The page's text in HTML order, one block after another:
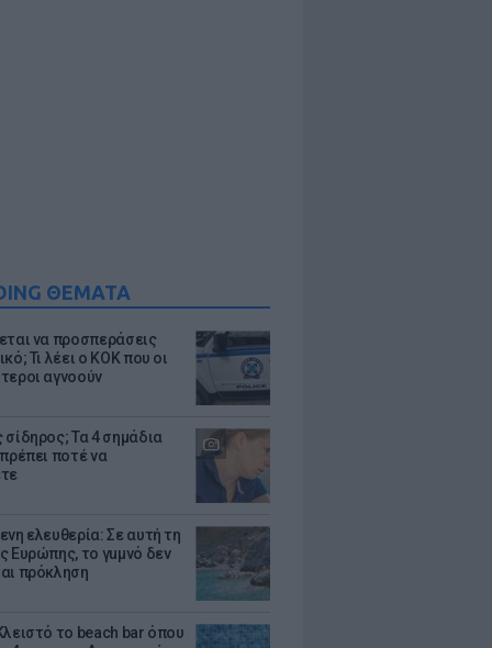
ΘΕΜΑΤΑ
να προσπεράσεις
Τι λέει ο ΚΟΚ που οι
αγνοούν
Τα 4 σημάδια
ποτέ να
ελευθερία: Σε αυτή τη
Ευρώπης, το γuμνό δεν
πρόκληση
το beach bar όπου